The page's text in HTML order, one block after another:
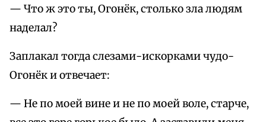
— Что ж это ты, Огонёк, столько зла людям
наделал?
Заплакал тогда слезами-искорками чудо-
Огонёк и отвечает:
— Не по моей вине и не по моей воле, старче,